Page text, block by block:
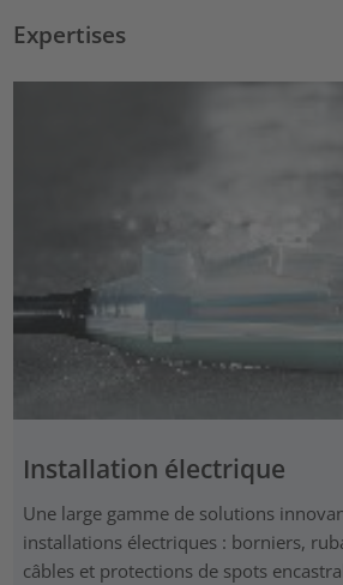
Expertises
Installation électrique
Une large gamme de solutions
installations électriques : borniers,
câbles et protections de spots